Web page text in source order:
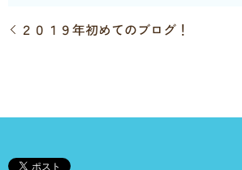
２０１９年初めてのブログ！